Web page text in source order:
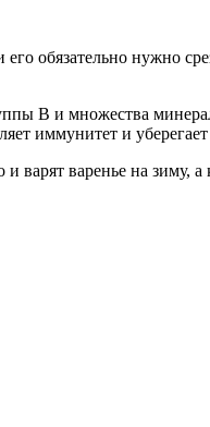
обязательно нужно
В и множества
иммунитет и
варят варенье на зиму,